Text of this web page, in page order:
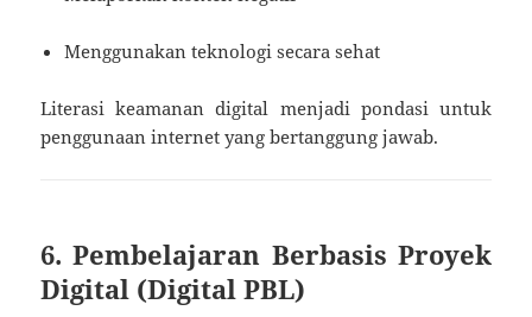
Menggunakan teknologi secara sehat
Literasi keamanan digital menjadi pondasi untuk
penggunaan internet yang bertanggung jawab.
6. Pembelajaran Berbasis Proyek
Digital (Digital PBL)